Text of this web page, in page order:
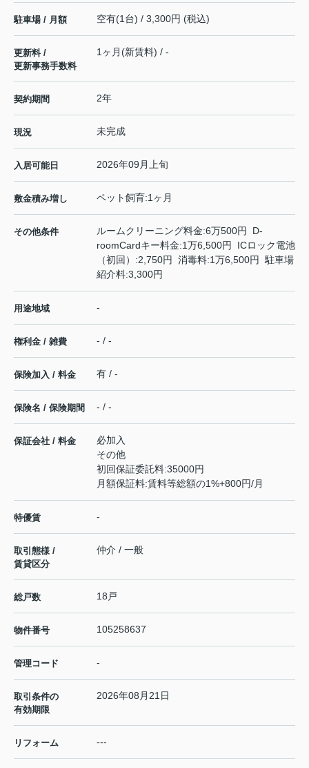
駐車場 / 月額 空有(1台) / 3,300円 (税込)
更新料 /
更新事務手数料
1ヶ月(新賃料) / -
契約期間 2年
現況 未完成
入居可能日 2026年09月上旬
敷金積み増し ペット飼育:1ヶ月
その他条件
ルームクリーニング料金:6万500円 D-
roomCardキー料金:1万6,500円 ICロック電池
（初回）:2,750円 消毒料:1万6,500円 駐車場
紹介料:3,300円
用途地域 -
権利金 / 雑費 - / -
保険加入 / 料金 有 / -
保険名 / 保険期間 - / -
保証会社 / 料金
必加入
その他
初回保証委託料:35000円
月額保証料:賃料等総額の1%+800円/月
特優賃 -
取引態様 /
賃貸区分
仲介 / 一般
総戸数 18戸
物件番号 105258637
管理コード -
取引条件の
有効期限
2026年08月21日
リフォーム ---